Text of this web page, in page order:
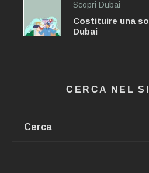
Scopri Dubai
Costituire una
Dubai
CERCA NEL